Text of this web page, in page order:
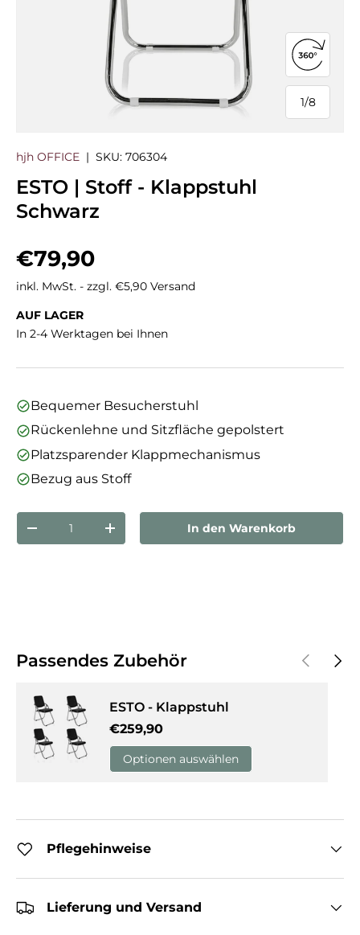
1/
von
8
360°-
hjh OFFICE | SKU: 706304
ESTO | Stoff - Klappstuhl
Schwarz
Normaler Preis
€79,90
inkl. MwSt. - zzgl. €5,90 Versand
AUF LAGER
In 2-4 Werktagen bei Ihnen
Bequemer Besucherstuhl
Rückenlehne und Sitzfläche gepolstert
Platzsparender Klappmechanismus
Bezug aus Stoff
Anzahl
Menge verringernMenge erhöhenIn den Warenkorb
Passendes Zubehör Vorherige
ESTO - Klappstuhl
Normaler Preis
€259,90
Optionen auswählen
Pflegehinweise
Lieferung und Versand